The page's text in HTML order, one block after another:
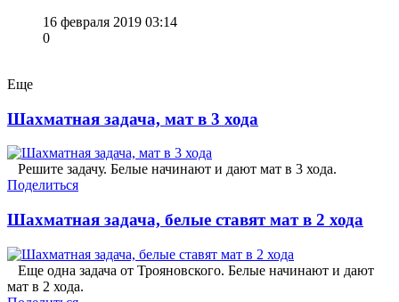
16 февраля 2019 03:14
0
Еще
Шахматная задача, мат в 3 хода
Решите задачу. Белые начинают и дают мат в 3 хода.
Поделиться
Шахматная задача, белые ставят мат в 2 хода
Еще одна задача от Трояновского. Белые начинают и дают
мат в 2 хода.